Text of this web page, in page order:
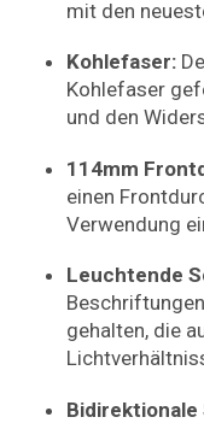
mit den
Kohlefaser:
Kohlefaser
und den
114mm
einen
Verwendung
Leuchtende
gehalten, die
Bidirektionale